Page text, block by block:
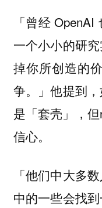
「曾经
一个小小的研
掉你所创造的
争。
」他提到
是「套壳」，
信心。
「他们中大多
中的一些会找